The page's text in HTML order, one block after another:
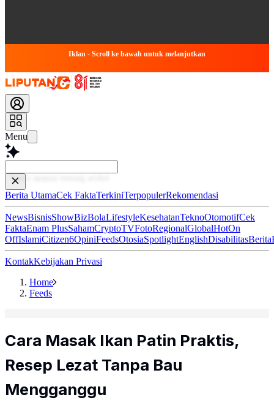
Iklan - Scroll ke bawah untuk melanjutkan
Menu
Baca l
Berita UtamaCek FaktaTerkiniTerpopulerRekomendasi
NewsBisnisShowBizBolaLifestyleKesehatanTeknoOtomotifCek
FaktaEnam PlusSahamCryptoTVFotoRegionalGlobalHotOn
OffIslamiCitizen6OpiniFeedsOtosiaSpotlightEnglishDisabilitasBerita
KontakKebijakan Privasi
Home
Feeds
Cara Masak Ikan Patin Praktis,
Resep Lezat Tanpa Bau
Mengganggu